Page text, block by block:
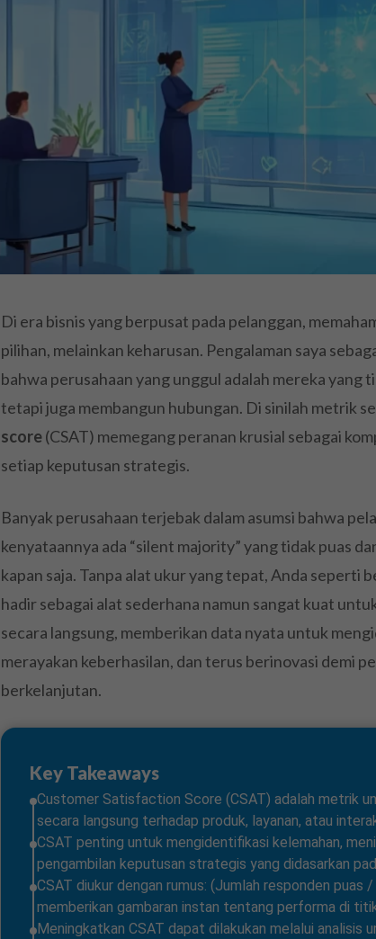
Di era bisnis yang berpusat pada pelanggan,
pilihan, melainkan keharusan. Pengalaman saya
bahwa perusahaan yang unggul adalah mereka yang
tetapi juga membangun hubungan. Di sinilah metrik
score(CSAT) memegang peranan krusial sebagai
setiap keputusan strategis.
Banyak perusahaan terjebak dalam asumsi bahwa
kenyataannya ada “silent majority” yang tidak puas
kapan saja. Tanpa alat ukur yang tepat, Anda seperti
hadir sebagai alat sederhana namun sangat kuat
secara langsung, memberikan data nyata untuk
merayakan keberhasilan, dan terus berinovasi demi
berkelanjutan.
Key Takeaways
Customer Satisfaction Score (CSAT) adalah metrik
secara langsung terhadap produk, layanan, atau
CSAT penting untuk mengidentifikasi kelemahan,
pengambilan keputusan strategis yang didasarkan
CSAT diukur dengan rumus: (Jumlah responden puas
memberikan gambaran instan tentang performa di
Meningkatkan CSAT dapat dilakukan melalui analisis